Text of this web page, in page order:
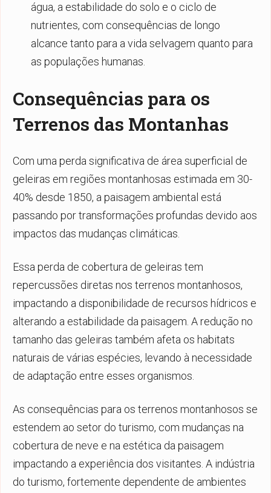
água, a estabilidade do solo e o ciclo de
nutrientes, com consequências de longo
alcance tanto para a vida selvagem quanto para
as populações humanas.
Consequências para os
Terrenos das Montanhas
Com uma perda significativa de área superficial de
geleiras em regiões montanhosas estimada em 30-
40% desde 1850, a paisagem ambiental está
passando por transformações profundas devido aos
impactos das mudanças climáticas.
Essa perda de cobertura de geleiras tem
repercussões diretas nos terrenos montanhosos,
impactando a disponibilidade de recursos hídricos e
alterando a estabilidade da paisagem. A redução no
tamanho das geleiras também afeta os habitats
naturais de várias espécies, levando à necessidade
de adaptação entre esses organismos.
As consequências para os terrenos montanhosos se
estendem ao setor do turismo, com mudanças na
cobertura de neve e na estética da paisagem
impactando a experiência dos visitantes. A indústria
do turismo, fortemente dependente de ambientes